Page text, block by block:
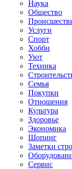
Наука
Общество
Услуги
Спорт
Хобби
Уют
Техника
Семья
Покупки
Отношения
Культура
Здоровье
Экономика
Шопинг
Заметки
Сервис